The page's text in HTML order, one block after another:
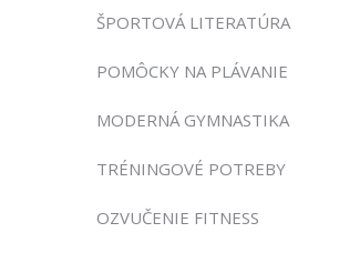
ŠPORTOVÁ LITERATÚRA
POMÔCKY NA PLÁVANIE
MODERNÁ GYMNASTIKA
TRÉNINGOVÉ POTREBY
OZVUČENIE FITNESS